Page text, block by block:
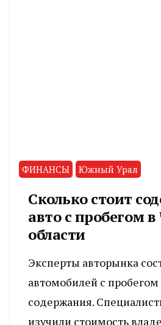
ФИНАНСЫ Южный Урал
Сколько стоит
авто с пробегом
области
Эксперты авторынка
автомобилей с
содержания.
изучили стоимость